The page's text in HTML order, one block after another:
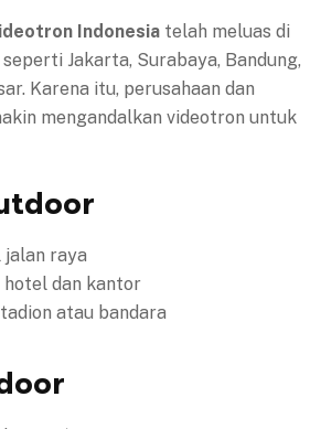
Indonesia telah meluas di
Jakarta, Surabaya, Bandung,
Karena itu, perusahaan dan
mengandalkan videotron untuk
raya
dan kantor
atau bandara